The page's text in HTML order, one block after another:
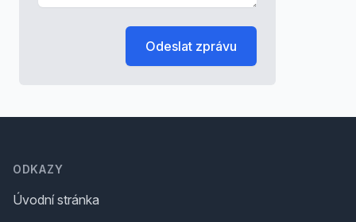
Odeslat zprávu
ODKAZY
Úvodní stránka